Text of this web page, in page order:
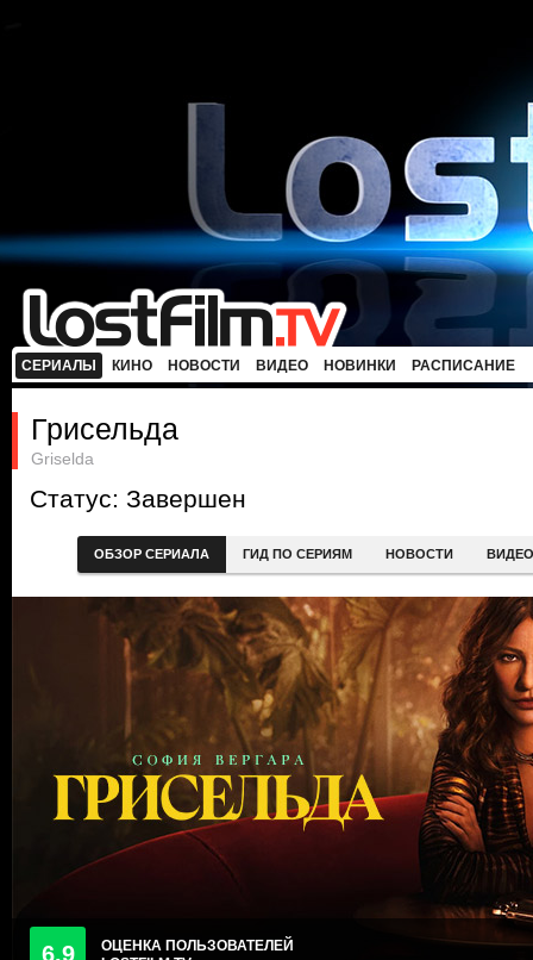
СЕРИАЛЫ КИНО НОВОСТИ ВИДЕО НОВИНКИ РАСПИСАНИЕ
Грисельда
Griselda
Статус: Завершен
ОБЗОР СЕРИАЛА ГИД ПО СЕРИЯМ НОВОСТИ ВИДЕО
6.9
ОЦЕНКА ПОЛЬЗОВАТЕЛЕЙ